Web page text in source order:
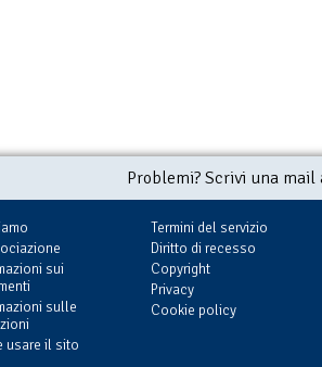
Problemi? Scrivi una
sui
sulle
usare il sito
Termini del servizio
Diritto di recesso
Copyright
Privacy
Cookie policy